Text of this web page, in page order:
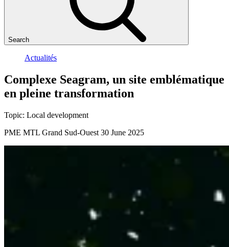
Search
Actualités
Complexe Seagram, un site emblématique
en pleine transformation
Topic: Local development
PME MTL Grand Sud-Ouest 30 June 2025